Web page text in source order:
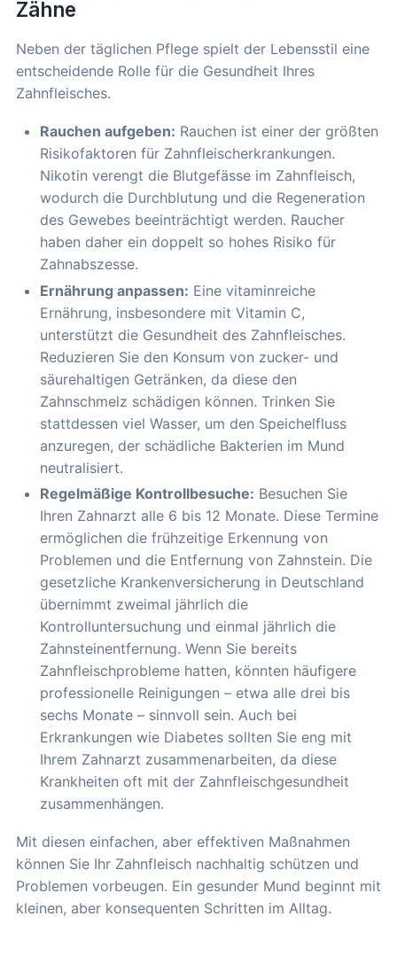
Zähne
Neben der täglichen Pflege spielt der Lebensstil eine
entscheidende Rolle für die Gesundheit Ihres
Zahnfleisches.
Rauchen aufgeben: Rauchen ist einer der größten
Risikofaktoren für Zahnfleischerkrankungen.
Nikotin verengt die Blutgefässe im Zahnfleisch,
wodurch die Durchblutung und die Regeneration
des Gewebes beeinträchtigt werden. Raucher
haben daher ein doppelt so hohes Risiko für
Zahnabszesse.
Ernährung anpassen: Eine vitaminreiche
Ernährung, insbesondere mit Vitamin C,
unterstützt die Gesundheit des Zahnfleisches.
Reduzieren Sie den Konsum von zucker- und
säurehaltigen Getränken, da diese den
Zahnschmelz schädigen können. Trinken Sie
stattdessen viel Wasser, um den Speichelfluss
anzuregen, der schädliche Bakterien im Mund
neutralisiert.
Regelmäßige Kontrollbesuche: Besuchen Sie
Ihren Zahnarzt alle 6 bis 12 Monate. Diese Termine
ermöglichen die frühzeitige Erkennung von
Problemen und die Entfernung von Zahnstein. Die
gesetzliche Krankenversicherung in Deutschland
übernimmt zweimal jährlich die
Kontrolluntersuchung und einmal jährlich die
Zahnsteinentfernung. Wenn Sie bereits
Zahnfleischprobleme hatten, könnten häufigere
professionelle Reinigungen – etwa alle drei bis
sechs Monate – sinnvoll sein. Auch bei
Erkrankungen wie Diabetes sollten Sie eng mit
Ihrem Zahnarzt zusammenarbeiten, da diese
Krankheiten oft mit der Zahnfleischgesundheit
zusammenhängen.
Mit diesen einfachen, aber effektiven Maßnahmen
können Sie Ihr Zahnfleisch nachhaltig schützen und
Problemen vorbeugen. Ein gesunder Mund beginnt mit
kleinen, aber konsequenten Schritten im Alltag.